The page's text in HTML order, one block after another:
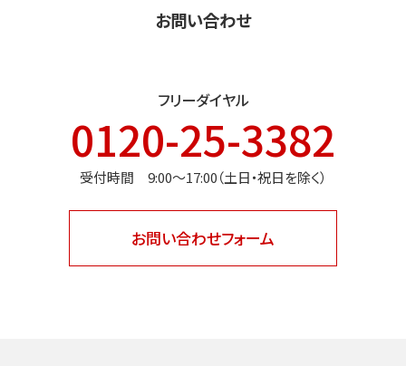
お問い合わせ
フリーダイヤル
0120-25-3382
受付時間 9:00〜17:00（土日・祝日を除く）
お問い合わせフォーム